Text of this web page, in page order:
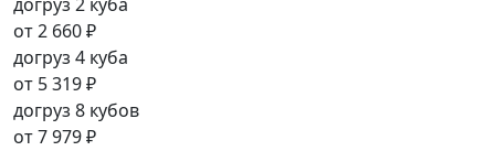
от2 660 ₽
догруз 4 куба
от 5 319 ₽
догруз 8 кубов
от7 979 ₽